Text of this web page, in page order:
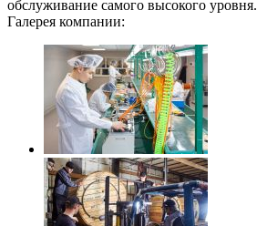
обслуживание самого высокого уровня.
Галерея компании: